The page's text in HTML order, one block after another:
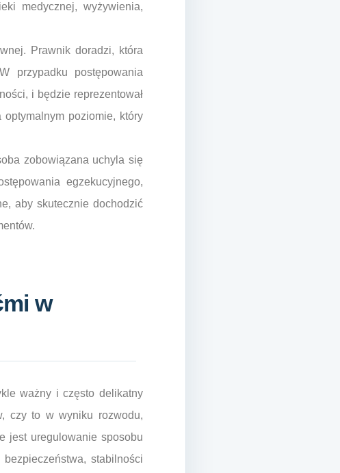
medycznej, wyżywienia,
Prawnik doradzi, która
przypadku postępowania
i będzie reprezentował
poziomie, który
zobowiązana uchyla się
egzekucyjnego,
aby skutecznie dochodzić
w
ważny i często delikatny
czy to w wyniku rozwodu,
jest uregulowanie sposobu
stabilności